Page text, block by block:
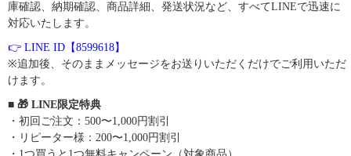
庫確認、納期確認、商品詳細、発送状況など、すべてLINEで迅速に
対応いたします。
👉 LINE ID【8599618】
※追加後、そのままメッセージをお送りいただくだけでご利用いただ
けます。
■ 🎁 LINE限定特典
・初回ご注文：500〜1,000円割引
・リピーター様：200〜1,000円割引